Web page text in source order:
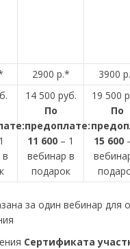
2900 р.* 3900
в
14 500 руб.
По
предоплате:
11 600 – 1
вебинар в
подарок
19 500
По
15 600
за один вебинар для
Сертификата